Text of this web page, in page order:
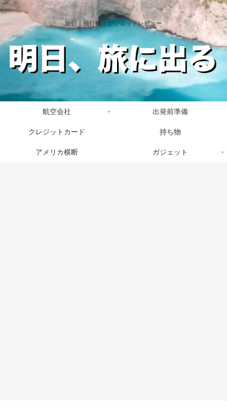
旅行｜飛行機｜ガジェットレビュー
航空会社 出発前準備
クレジットカード 持ち物
アメリカ横断 ガジェット